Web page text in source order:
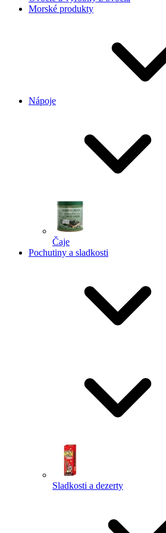
Morské produkty
Nápoje
Čaje
Pochutiny a sladkosti
Sladkosti a dezerty